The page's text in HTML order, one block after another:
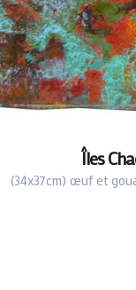
Îles
(34x37cm) œuf et